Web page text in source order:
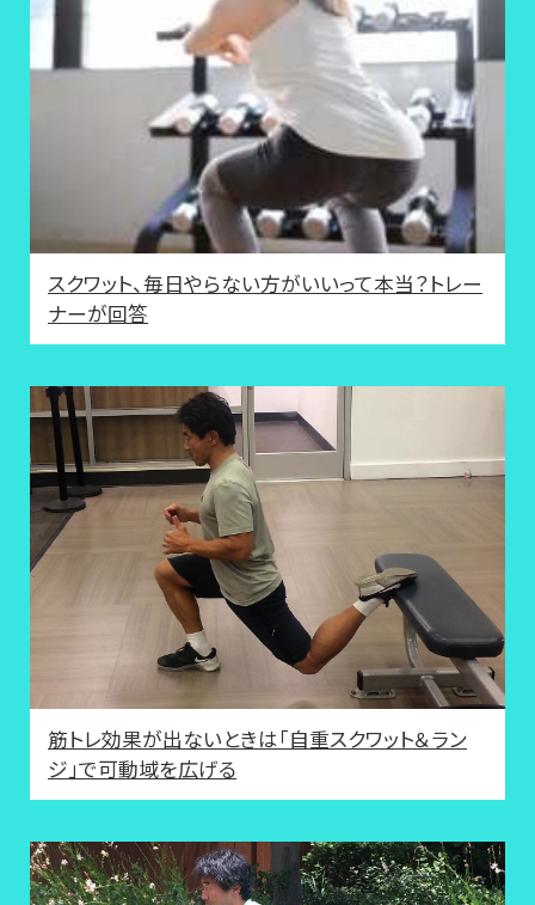
スクワット、毎日やらない方がいいって本当？トレー
ナーが回答
筋トレ効果が出ないときは「自重スクワット＆ラン
ジ」で可動域を広げる